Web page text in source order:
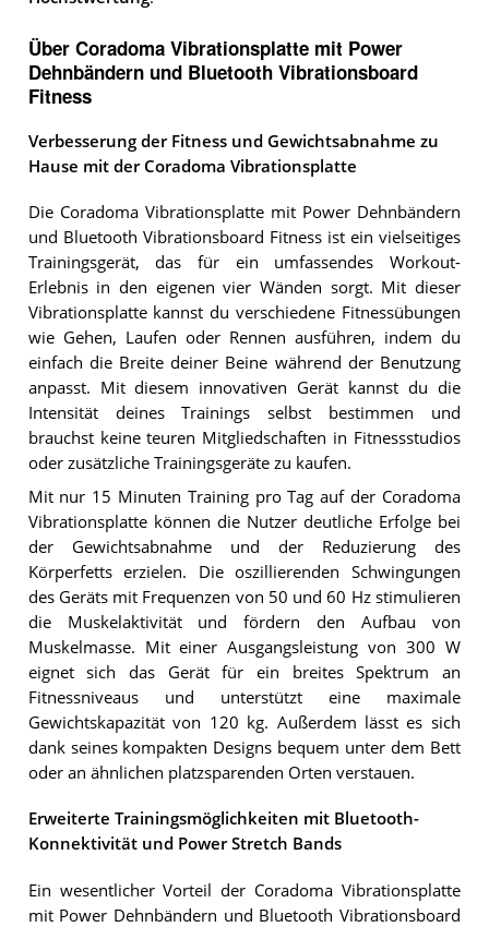
Über Coradoma Vibrationsplatte mit Power
Dehnbändern und Bluetooth Vibrationsboard
Fitness
Verbesserung der Fitness und Gewichtsabnahme zu
Hause mit der Coradoma Vibrationsplatte
Die Coradoma Vibrationsplatte mit Power Dehnbändern
und Bluetooth Vibrationsboard Fitness ist ein vielseitiges
Trainingsgerät, das für ein umfassendes Workout-
Erlebnis in den eigenen vier Wänden sorgt. Mit dieser
Vibrationsplatte kannst du verschiedene Fitnessübungen
wie Gehen, Laufen oder Rennen ausführen, indem du
einfach die Breite deiner Beine während der Benutzung
anpasst. Mit diesem innovativen Gerät kannst du die
Intensität deines Trainings selbst bestimmen und
brauchst keine teuren Mitgliedschaften in Fitnessstudios
oder zusätzliche Trainingsgeräte zu kaufen.
Mit nur 15 Minuten Training pro Tag auf der Coradoma
Vibrationsplatte können die Nutzer deutliche Erfolge bei
der Gewichtsabnahme und der Reduzierung des
Körperfetts erzielen. Die oszillierenden Schwingungen
des Geräts mit Frequenzen von 50 und 60 Hz stimulieren
die Muskelaktivität und fördern den Aufbau von
Muskelmasse. Mit einer Ausgangsleistung von 300 W
eignet sich das Gerät für ein breites Spektrum an
Fitnessniveaus und unterstützt eine maximale
Gewichtskapazität von 120 kg. Außerdem lässt es sich
dank seines kompakten Designs bequem unter dem Bett
oder an ähnlichen platzsparenden Orten verstauen.
Erweiterte Trainingsmöglichkeiten mit Bluetooth-
Konnektivität und Power Stretch Bands
Ein wesentlicher Vorteil der Coradoma Vibrationsplatte
mit Power Dehnbändern und Bluetooth Vibrationsboard